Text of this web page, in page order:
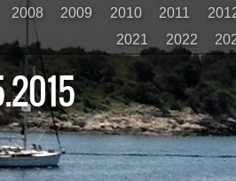
2008 2009 2010 2011
2021
2022